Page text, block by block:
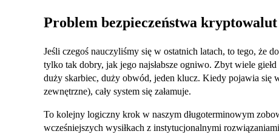
Problem bezpieczeństwa
Jeśli czegoś nauczyliśmy się w ostatnich latach, to tego, że
tylko tak dobry, jak jego najsłabsze ogniwo. Zbyt wiele
duży skarbiec, duży obwód, jeden klucz. Kiedy pojawia się
zewnętrzne), cały system się załamuje.
To kolejny logiczny krok w naszym długoterminowym
wcześniejszych wysiłkach z instytucjonalnymi